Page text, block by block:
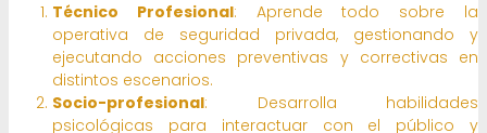
Técnico Profesional: Aprende todo sobre la
operativa de seguridad privada, gestionando y
ejecutando acciones preventivas y correctivas en
distintos escenarios.
Socio-profesional: Desarrolla habilidades
psicológicas para interactuar con el público y